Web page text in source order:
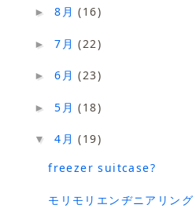
►8月(16)
►7月(22)
►6月(23)
►5月(18)
▼4月(19)
freezer suitcase?
モリモリエンヂニアリング